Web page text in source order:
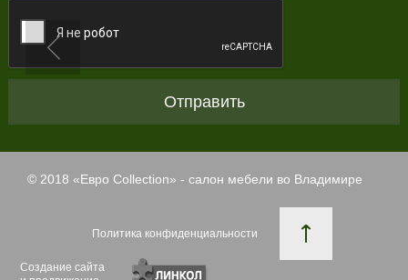
Отправить
© 2018 «Евро Collection» - салон мебели во Владимире
Политика конфиденциальности
Создание сайта